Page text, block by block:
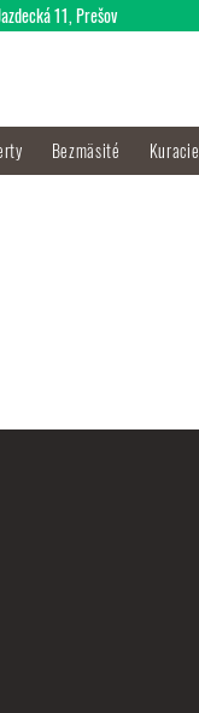
Bezmäsité Kuracie
11, Prešov